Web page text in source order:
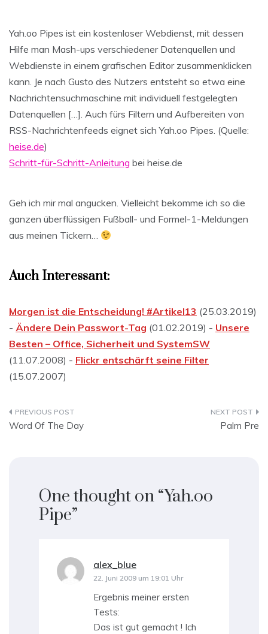
Yah.oo Pipes ist ein kostenloser Webdienst, mit dessen
Hilfe man Mash-ups verschiedener Datenquellen und
Webdienste in einem grafischen Editor zusammenklicken
kann. Je nach Gusto des Nutzers entsteht so etwa eine
Nachrichtensuchmaschine mit individuell festgelegten
Datenquellen […]. Auch fürs Filtern und Aufbereiten von
RSS-Nachrichtenfeeds eignet sich Yah.oo Pipes. (Quelle:
heise.de)
Schritt-für-Schritt-Anleitung bei heise.de
Geh ich mir mal angucken. Vielleicht bekomme ich so die
ganzen überflüssigen Fußball- und Formel-1-Meldungen
aus meinen Tickern…
Auch Interessant:
Morgen ist die Entscheidung! #Artikel13 (25.03.2019)
- Ändere Dein Passwort-Tag (01.02.2019) - Unsere
Besten – Office, Sicherheit und SystemSW
(11.07.2008) - Flickr entschärft seine Filter
(15.07.2007)
Beitragsnavigation
Word Of The Day Palm Pre
One thought on “Yah.oo
Pipe”
alex_blue
22. Juni 2009 um 19:01 Uhr
Ergebnis meiner ersten
Tests:
Das ist gut gemacht ! Ich